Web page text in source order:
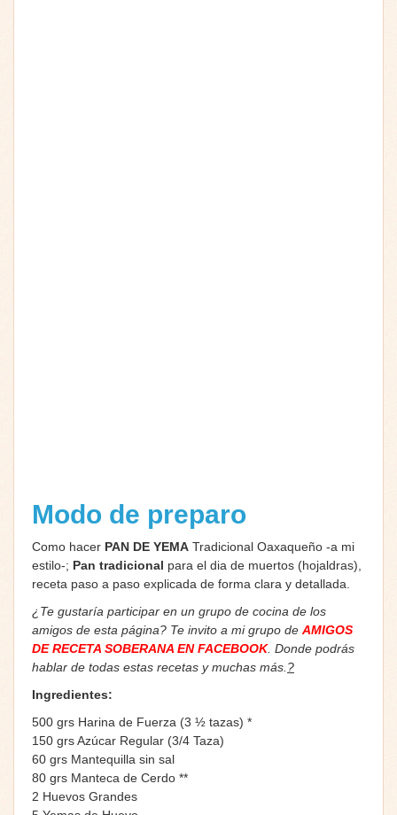
Modo de preparo
Como hacer PAN DE YEMA Tradicional Oaxaqueño -a mi
estilo-; Pan tradicional para el dia de muertos (hojaldras),
receta paso a paso explicada de forma clara y detallada.
¿Te gustaría participar en un grupo de cocina de los
amigos de esta página? Te invito a mi grupo de AMIGOS
DE RECETA SOBERANA EN FACEBOOK. Donde podrás
hablar de todas estas recetas y muchas más. ?
Ingredientes:
500 grs Harina de Fuerza (3 ½ tazas) *
150 grs Azúcar Regular (3/4 Taza)
60 grs Mantequilla sin sal
80 grs Manteca de Cerdo **
2 Huevos Grandes